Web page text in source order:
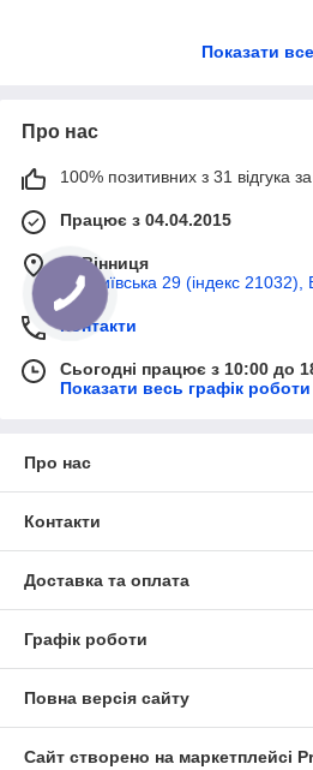
Які основні функції
Чи можна
Як доглядати за
Показати все
Про нас
100% позитивних з 31 відгука за
Працює з 04.04.2015
м. Вінниця
вул Київська 29 (індекс 21032),
Контакти
Сьогодні працює з 10:00 до
Показати весь графік роботи
Про нас
Контакти
Доставка та оплата
Графік роботи
Повна версія сайту
Сайт створено на маркетплейсі